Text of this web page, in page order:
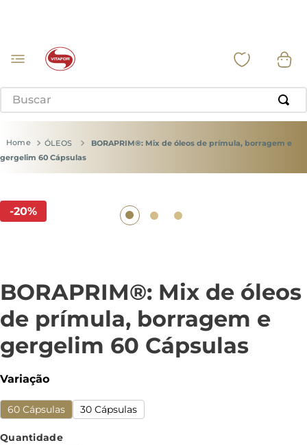
Buscar
ÓLEOS
BORAPRIM®: Mix de óleos de prímula, borragem e
gergelim 60 Cápsulas
BORAPRIM®: Mix de óleos
de prímula, borragem e
gergelim 60 Cápsulas
Variação
60 Cápsulas 30 Cápsulas
Quantidade
-20%